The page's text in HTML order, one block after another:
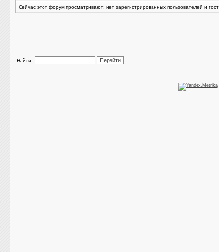
Сейчас этот форум просматривают: нет зарегистрированных пользователей и
Найти: